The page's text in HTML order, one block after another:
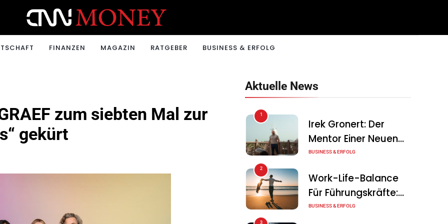
FINANZEN MAGAZIN RATGEBER BUSINESS & ERFOLG
zum siebten Mal zur
gekürt
Aktuelle News
1
Irek Gronert: Der
Mentor Einer Neuen
Generation Von
BUSINESS & ERFOLG
2
Work-Life-Balance
Für Führungskräfte:
Illusion Oder Echte
BUSINESS & ERFOLG
3